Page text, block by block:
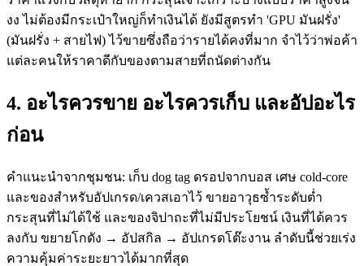
งง ไม่ต้องมีกระเป๋าใหญ่ก็ทำเงินได้ ยังมีสูตรทำ 'GPU มันฝรั่ง'
(มันฝรั่ง + สายไฟ) ไว้ขายซึ่งถือว่ารายได้คงที่มาก จำไว้ว่าพ่อค้า
แต่ละคนให้ราคาดีกับของตามสายที่ถนัดต่างกัน
4. อะไรควรขาย อะไรควรเก็บ และอัปอะไร
ก่อน
คำแนะนำจากชุมชน: เก็บ dog tag ดรอปจากบอส เศษ cold-core
และของสำหรับอัปเกรด/เควสเอาไว้ ขายอาวุธซ้ำระดับต่ำ
กระสุนที่ไม่ได้ใช้ และของจิปาถะที่ไม่มีประโยชน์ เงินที่ได้ควร
ลงกับ ขยายโกดัง → อัปสกิล → อัปเกรดโต๊ะงาน ลำดับนี้ช่วยเร่ง
ความคุ้มค่าระยะยาวได้มากที่สุด